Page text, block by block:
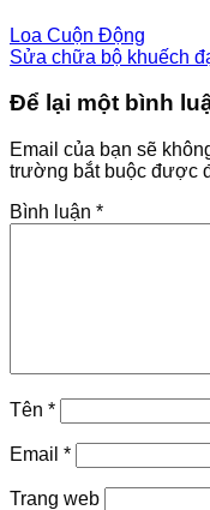
Loa Cuộn Động
Sửa chữa bộ khuếch
Để lại một bình
Email của bạn sẽ
trường bắt buộc được
Bình luận *
Tên *
Email *
Trang web